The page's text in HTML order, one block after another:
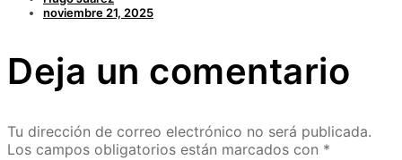
noviembre 21, 2025
Deja un comentario
Tu dirección de correo electrónico no será publicada.
Los campos obligatorios están marcados con *